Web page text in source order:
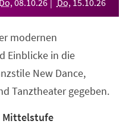
modernen
Einblicke in die
New Dance,
Tanztheater gegeben.
Mittelstufe